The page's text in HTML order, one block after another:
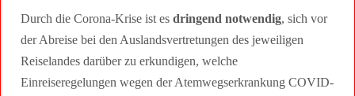
Durch die Corona-Krise ist es dringend notwendig, sich vor
der Abreise bei den Auslandsvertretungen des jeweiligen
Reiselandes darüber zu erkundigen, welche
Einreiseregelungen wegen der Atemwegserkrankung COVID-